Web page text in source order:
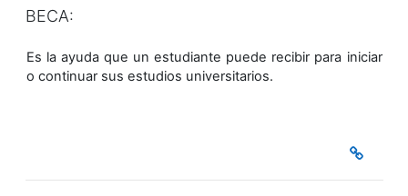
BECA:
Es la ayuda que un estudiante puede recibir para iniciar
o continuar sus estudios universitarios.